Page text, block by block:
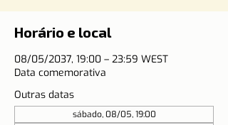
Horário e local
08/05/2037, 19:00 – 23:59 WEST
Data comemorativa
Outras datas
sábado, 08/05, 19:00